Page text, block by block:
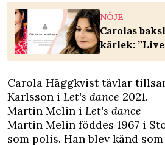
NÖJE
Carolas
kärlek:
Carola Häggkvist tävlar
Karlsson i Let's dance 2021.
Martin Melin i Let's dance
Martin Melin föddes 1967 i
som polis. Han blev känd